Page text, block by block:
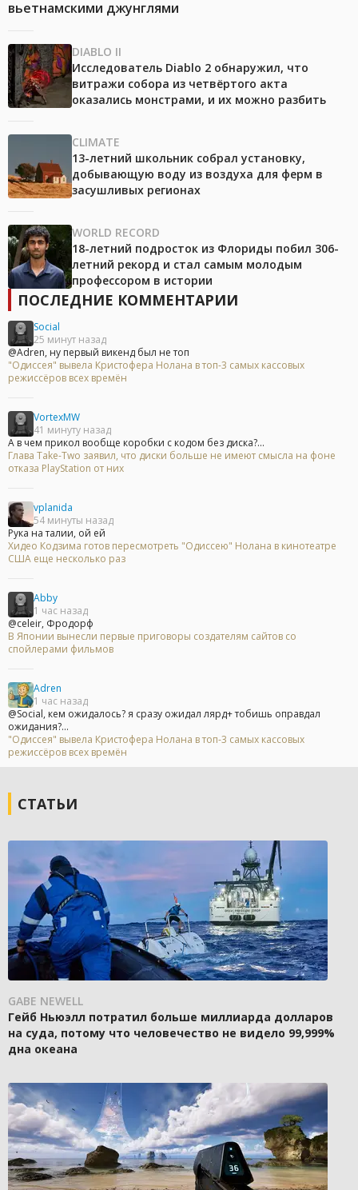
вьетнамскими джунглями
DIABLO II
Исследователь Diablo 2 обнаружил, что
витражи собора из четвёртого акта
оказались монстрами, и их можно разбить
CLIMATE
13-летний школьник собрал установку,
добывающую воду из воздуха для ферм в
засушливых регионах
WORLD RECORD
18-летний подросток из Флориды побил 306-
летний рекорд и стал самым молодым
профессором в истории
ПОСЛЕДНИЕ КОММЕНТАРИИ
Social
25 минут назад
@Adren, ну первый викенд был не топ
"Одиссея" вывела Кристофера Нолана в топ-3 самых кассовых
режиссёров всех времён
VortexMW
41 минуту назад
А в чем прикол вообще коробки с кодом без диска?...
Глава Take-Two заявил, что диски больше не имеют смысла на фоне
отказа PlayStation от них
vplanida
54 минуты назад
Рука на талии, ой ей
Хидео Кодзима готов пересмотреть "Одиссею" Нолана в кинотеатре
США еще несколько раз
Abby
1 час назад
@celeir, Фродорф
В Японии вынесли первые приговоры создателям сайтов со
спойлерами фильмов
Adren
1 час назад
@Social, кем ожидалось? я сразу ожидал лярд+ тобишь оправдал
ожидания?...
"Одиссея" вывела Кристофера Нолана в топ-3 самых кассовых
режиссёров всех времён
СТАТЬИ
GABE NEWELL
Гейб Ньюэлл потратил больше миллиарда долларов
на суда, потому что человечество не видело 99,999%
дна океана